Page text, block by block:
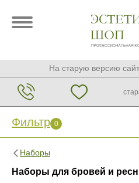
На старую версию
Фильтр 0
Наборы
Наборы для бровей и
Фильтр 0